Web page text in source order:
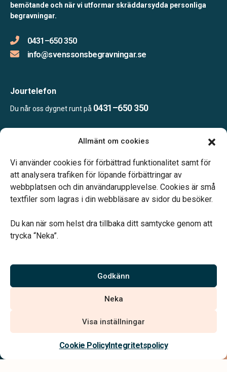
Allmänt om cookies
Vi använder cookies för förbättrad funktionalitet samt för
att analysera trafiken för löpande förbättringar av
webbplatsen och din användarupplevelse. Cookies är små
textfiler som lagras i din webbläsare av sidor du besöker.
Du kan när som helst dra tillbaka ditt samtycke genom att
trycka “Neka”.
Godkänn
Neka
Visa inställningar
Cookie PolicyIntegritetspolicy
Kontakta oss
bemötande och när vi utformar skräddarsydda personliga
begravningar.
0431–650 350
info@svenssonsbegravningar.se
Jourtelefon
Du når oss dygnet runt på 0431–650 350
Måndag-fredag 09.00–16.00.
Telefonjour dygnet runt.
Vi är auktoriserade av Sveriges Begravningsbyråers Förbund och
har högt ställda krav på utbildning, kvalitet, miljö och arbetsmiljö.